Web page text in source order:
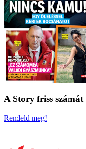
A Story friss számát
Rendeld meg!